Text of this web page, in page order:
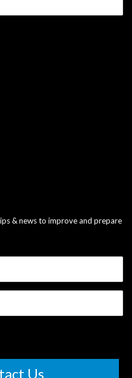
& news to improve and prepare